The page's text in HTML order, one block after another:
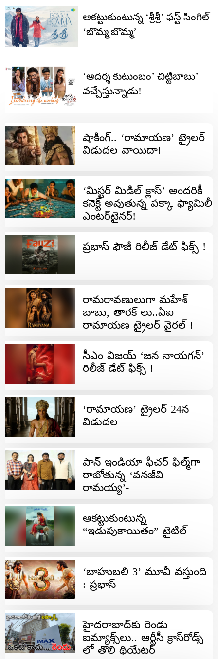
ఆకట్టుకుంటున్న ‘శ్రీశ్రీ’ ఫస్ట్ సింగిల్
‘బొమ్మ బొమ్మ’
‘ఆదర్శ కుటుంబం’ చిట్టిబాబు’
వచ్చేస్తున్నాడు!
షాకింగ్.. ‘రామాయణ’ ట్రైలర్
విడుదల వాయిదా!
‘మిస్టర్ మిడిల్ క్లాస్’ అందరికీ
కనెక్ట్ అవుతున్న పక్కా ఫ్యామిలీ
ఎంటర్‌టైనర్!
ప్రభాస్ ఫౌజీ రిలీజ్ డేట్ ఫిక్స్ !
రామరావణులుగా మహేశ్
బాబు, తారక్ లు..ఏఐ
రామాయణ ట్రైలర్ వైరల్ !
సీఎం విజయ్ ‘జన నాయగన్‌’
రిలీజ్ డేట్ ఫిక్స్ !
‘రామాయణ’ ట్రైలర్ 24న
విడుదల
పాన్ ఇండియా ఫీచర్ ఫిల్మ్‌గా
రాబోతున్న ‘వనజీవి
రామయ్య’-
ఆకట్టుకుంటున్న
“ఇడుపుకాయితం” టైటిల్
‘బాహుబలి 3’ మూవీ వస్తుంది
: ప్రభాస్
హైదరాబాద్‌కు రెండు
ఐమ్యాక్స్‌లు.. ఆర్టీసీ క్రాస్​రోడ్స్​
లో తొలి థియేటర్​